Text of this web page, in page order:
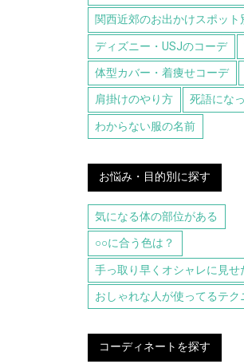
関西近郊のお出かけスポット
ディズニー・USJのコーデ
体型カバー・着痩せコーデ
肩掛けのやり方 死語にな
わからない服の名前
お悩み・目的別に探す
気になる体の部位がある
○○に合う色は？
手っ取り早くオシャレに見せ
おしゃれな人が使ってるテク
コーディネートを探す